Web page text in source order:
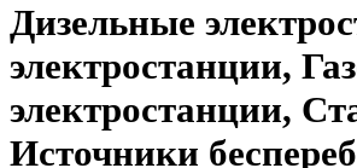
Дизельные
электростанции,
электростанции,
Источники